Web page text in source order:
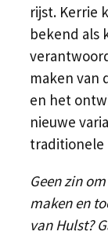
rijst. Kerrie
bekend als
maken van
en het
nieuwe
traditionele
Geen zin
maken en
van Hulst?